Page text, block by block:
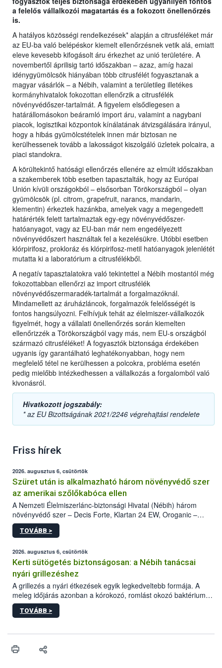
a felelős vállalkozói magatartás és a fokozott önellenőrzés
is.
A hatályos közösségi rendelkezések* alapján a citrusféléket már
az EU-ba való belépéskor kiemelt ellenőrzésnek vetik alá, emiatt
eleve kevesebb kifogásolt áru érkezhet az unió területére. A
novembertől áprilisig tartó időszakban – azaz, amíg hazai
idénygyümölcsök hiányában több citrusfélét fogyasztanak a
magyar vásárlók – a Nébih, valamint a területileg illetékes
kormányhivatalok fokozottan ellenőrzik a citrusfélék
növényvédőszer-tartalmát. A figyelem elsődlegesen a
határállomásokon beáramló import áru, valamint a nagybani
piacok, logisztikai központok kínálatának átvizsgálására irányul,
hogy a hibás gyümölcstételek innen már biztosan ne
kerülhessenek tovább a lakosságot kiszolgáló üzletek polcaira, a
piaci standokra.
A körültekintő hatósági ellenőrzés ellenére az elmúlt időszakban
a szakemberek több esetben tapasztalták, hogy az Európai
Unión kívüli országokból – elsősorban Törökországból – olyan
gyümölcsök (pl. citrom, grapefruit, narancs, mandarin,
klementin) érkeztek hazánkba, amelyek vagy a megengedett
határérték felett tartalmaztak egy-egy növényvédőszer-
hatóanyagot, vagy az EU-ban már nem engedélyezett
növényvédőszert használtak fel a kezelésükre. Utóbbi esetben
klórpirifosz, prokloráz és klórpirifosz-metil hatóanyagok jelenlétét
mutatta ki a laboratórium a citrusfélékből.
A negatív tapasztalatokra való tekintettel a Nébih mostantól még
fokozottabban ellenőrzi az import citrusfélék
növényvédőszermaradék-tartalmát a forgalmazóknál.
Mindamellett az áruházláncok, forgalmazók felelősségét is
fontos hangsúlyozni. Felhívjuk tehát az élelmiszer-vállalkozók
figyelmét, hogy a vállalati önellenőrzés során kiemelten
ellenőrizzék a Törökországból vagy más, nem EU-s országból
származó citrusféléket! A fogyasztók biztonsága érdekében
ugyanis így garantálható leghatékonyabban, hogy nem
megfelelő tétel ne kerülhessen a polcokra, probléma esetén
pedig mielőbb intézkedhessen a vállalkozás a forgalomból való
kivonásról.
Hivatkozott jogszabály:
* az EU Bizottságának 2021/2246 végrehajtási rendelete
Friss hírek
2026. augusztus 6, csütörtök
Szüret után is alkalmazható három növényvédő szer
az amerikai szőlőkabóca ellen
A Nemzeti Élelmiszerlánc-biztonsági Hivatal (Nébih) három
növényvédő szer – Decis Forte, Klartan 24 EW, Oroganic –
engedélyokiratát módosította, így azok a szüretet követően,
egészen a vesszőérettség (BBCH 91) stádiumáig
érésű szőlőkben is legyen lehetőség a károsító elleni további
védekezésre. Az Oroganic készítmény kis kiszerelésben kiskerti
felhasználók számára is elérhető és ökológiai termesztésben is
engedélyezett.
TOVÁBB >
2026. augusztus 6, csütörtök
Kerti sütögetés biztonságosan: a Nébih tanácsai
nyári grillezéshez
A grillezés a nyári étkezések egyik legkedveltebb formája. A
meleg időjárás azonban a kórokozó, romlást okozó baktériumok
gyorsabb szaporodásának is kedvez. A szabadtéri sütögetés
ezért nem csupán a megfelelő sütési technikáról szól: legalább
higiéniai szabályok betartása, a megfelelő hőkezelés, valamint a
biztonsági Hivatal (Nébih) Oktatási Programja összegyűjtötte a
TOVÁBB >